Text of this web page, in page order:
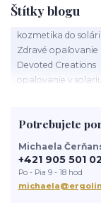
Štítky blogu
kozmetika do
Zdravé opaľovanie
Devoted Creations
opalovanie v
novinky
devoted
Potrebujete
Michaela
+421 905 501
Po - Pia 9 - 18 hod